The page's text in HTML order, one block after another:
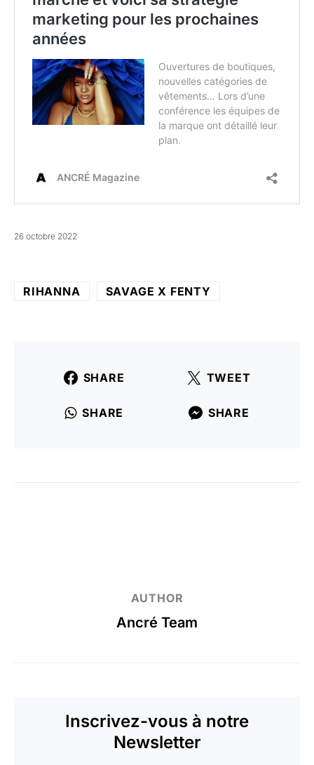
26 octobre 2022
RIHANNA SAVAGE X FENTY
SHARE TWEET
SHARE SHARE
AUTHOR
Ancré Team
Inscrivez-vous à notre
Newsletter